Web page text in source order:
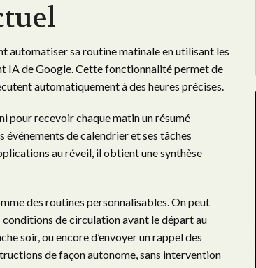
automatiser sa routine matinale en utilisant les
IA de Google. Cette fonctionnalité permet de
automatiquement à des heures précises.
pour recevoir chaque matin un résumé
événements de calendrier et ses tâches
au réveil, il obtient une synthèse
des routines personnalisables. On peut
de circulation avant le départ au
soir, ou encore d’envoyer un rappel des
de façon autonome, sans intervention